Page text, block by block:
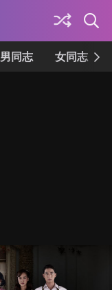
男同志 女同志